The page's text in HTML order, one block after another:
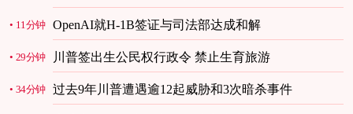
11分钟 OpenAI就H-1B签证与司法部达成和解
29分钟 川普签出生公民权行政令 禁止生育旅游
34分钟 过去9年川普遭遇逾12起威胁和3次暗杀事件